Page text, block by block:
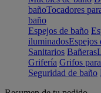
bañoTocadores
baño
Espejos de baño
iluminadosEspejos
Sanitarios Bañeras
Grifería Grifos
Seguridad de baño